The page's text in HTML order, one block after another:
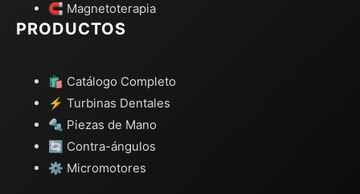
🧲 Magnetoterapia
PRODUCTOS
🛍️ Catálogo Completo
⚡ Turbinas Dentales
🔩 Piezas de Mano
🔄 Contra-ángulos
⚙️ Micromotores